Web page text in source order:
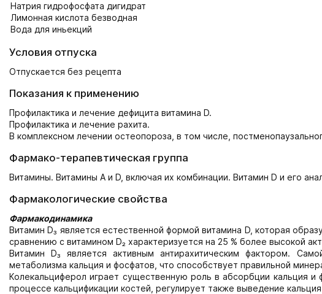
Натрия гидрофосфата дигидрат
Лимонная кислота безводная
Вода для иньекций
Условия отпуска
Отпускается без рецепта
Показания к применению
Профилактика и лечение дефицита витамина D.
Профилактика и лечение рахита.
В комплексном лечении остеопороза, в том числе,
Фармако-терапевтическая группа
Витамины. Витамины А и D, включая их комбинации. Витамин D и его
Фармакологические свойства
Фармакодинамика
Витамин D₃ является естественной формой витамина D, которая
сравнению с витамином D₂ характеризуется на 25 % более высокой
Витамин D₃ является активным антирахитическим фактором.
метаболизма кальция и фосфатов, что способствует правильной
Колекальциферол играет существенную роль в абсорбции кальция
процессе кальцификации костей, регулирует также выведение